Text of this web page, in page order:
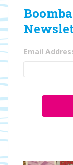
Email